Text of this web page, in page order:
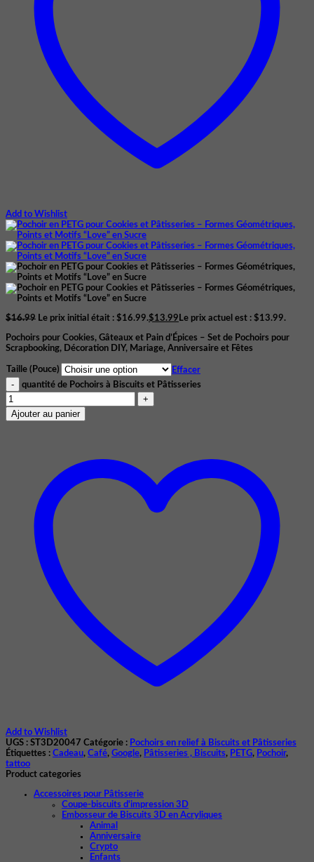
Add to Wishlist
$16.99 Le prix initial était : $16.99.$13.99 Le prix actuel est : $13.99.
Pochoirs pour Cookies, Gâteaux et Pain d’Épices – Set de Pochoirs pour
Scrapbooking, Décoration DIY, Mariage, Anniversaire et Fêtes
Taille (Pouce)
Effacer
quantité de Pochoirs à Biscuits et Pâtisseries
Ajouter au panier
Add to Wishlist
UGS : ST3D20047 Catégorie : Pochoirs en relief à Biscuits et Pâtisseries
Étiquettes : Cadeau, Café, Google, Pâtisseries , Biscuits, PETG, Pochoir,
tattoo
Product categories
Accessoires pour Pâtisserie
Coupe-biscuits d'impression 3D
Embosseur de Biscuits 3D en Acryliques
Animal
Anniversaire
Crypto
Enfants